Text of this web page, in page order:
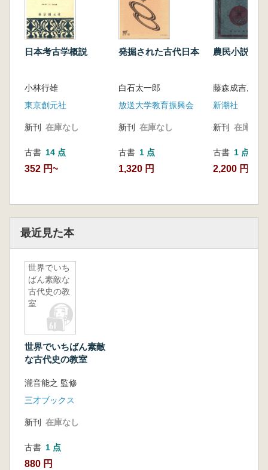
日本考古学概説
小林行雄
東京創元社
新刊 在庫なし
古書 14 点
352 円~
発掘された古代日本
白石太一郎
放送大学教育振興会
新刊 在庫なし
古書 1 点
1,320 円
農民小説集
新潮社
新刊 在庫なし
古書 1 点
2,200 円
最近見た本
世界でいち
ばん素敵な
古代史の教
室
世界でいちばん素敵
な古代史の教室
瀧音能之 監修
三才ブックス
新刊 在庫なし
古書 1 点
880 円